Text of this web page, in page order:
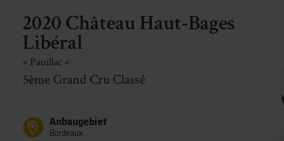
2020 Château Haut-Bages
Libéral
» Pauillac «
5ème Grand Cru Classé
Anbaugebiet
Bordeaux